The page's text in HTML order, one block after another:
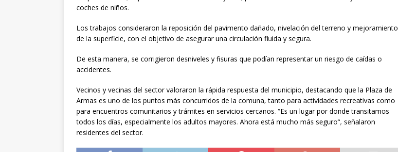
coches de niños.
Los trabajos consideraron la reposición del pavimento dañado, nivelación del terreno y mejoramiento
de la superficie, con el objetivo de asegurar una circulación fluida y segura.
De esta manera, se corrigieron desniveles y fisuras que podían representar un riesgo de caídas o
accidentes.
Vecinos y vecinas del sector valoraron la rápida respuesta del municipio, destacando que la Plaza de
Armas es uno de los puntos más concurridos de la comuna, tanto para actividades recreativas como
para encuentros comunitarios y trámites en servicios cercanos. “Es un lugar por donde transitamos
todos los días, especialmente los adultos mayores. Ahora está mucho más seguro”, señalaron
residentes del sector.